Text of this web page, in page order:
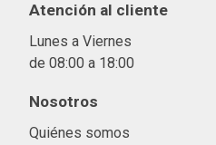
Atención al cliente
Lunes a Viernes
de 08:00 a 18:00
Nosotros
Quiénes somos